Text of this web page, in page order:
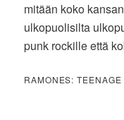
mitään koko
ulkopuolisilta
punk rockille että
RAMONES: